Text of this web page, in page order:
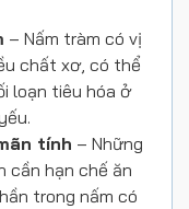
– Nấm tràm có vị
chất xơ, có thể
loạn tiêu hóa ở
tính – Những
cần hạn chế ăn
trong nấm có